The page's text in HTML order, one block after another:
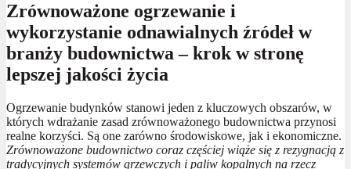
Zrównoważone ogrzewanie i
wykorzystanie odnawialnych źródeł w
branży budownictwa – krok w stronę
lepszej jakości życia
Ogrzewanie budynków stanowi jeden z kluczowych obszarów, w
których wdrażanie zasad zrównoważonego budownictwa przynosi
realne korzyści. Są one zarówno środowiskowe, jak i ekonomiczne.
Zrównoważone budownictwo coraz częściej wiąże się z rezygnacją z
tradycyjnych systemów grzewczych i paliw kopalnych na rzecz